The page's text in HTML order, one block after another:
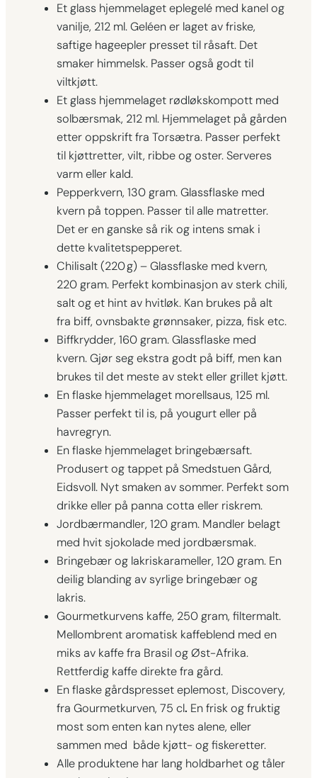
Et glass hjemmelaget eplegelé med kanel og
vanilje, 212 ml. Geléen er laget av friske,
saftige hageepler presset til råsaft. Det
smaker himmelsk. Passer også godt til
viltkjøtt.
Et glass hjemmelaget rødløkskompott med
solbærsmak, 212 ml. Hjemmelaget på gården
etter oppskrift fra Torsætra. Passer perfekt
til kjøttretter, vilt, ribbe og oster. Serveres
varm eller kald.
Pepperkvern, 130 gram. Glassflaske med
kvern på toppen. Passer til alle matretter.
Det er en ganske så rik og intens smak i
dette kvalitetspepperet.
Chilisalt (220 g) – Glassflaske med kvern,
220 gram. Perfekt kombinasjon av sterk chili,
salt og et hint av hvitløk. Kan brukes på alt
fra biff, ovnsbakte grønnsaker, pizza, fisk etc.
Biffkrydder, 160 gram. Glassflaske med
kvern. Gjør seg ekstra godt på biff, men kan
brukes til det meste av stekt eller grillet kjøtt.
En flaske hjemmelaget morellsaus, 125 ml.
Passer perfekt til is, på yougurt eller på
havregryn.
En flaske hjemmelaget bringebærsaft.
Produsert og tappet på Smedstuen Gård,
Eidsvoll. Nyt smaken av sommer. Perfekt som
drikke eller på panna cotta eller riskrem.
Jordbærmandler, 120 gram. Mandler belagt
med hvit sjokolade med jordbærsmak.
Bringebær og lakriskarameller, 120 gram. En
deilig blanding av syrlige bringebær og
lakris.
Gourmetkurvens kaffe, 250 gram, filtermalt.
Mellombrent aromatisk kaffeblend med en
miks av kaffe fra Brasil og Øst-Afrika.
Rettferdig kaffe direkte fra gård.
En flaske gårdspresset eplemost, Discovery,
fra Gourmetkurven, 75 cl. En frisk og fruktig
most som enten kan nytes alene, eller
sammen med både kjøtt- og fiskeretter.
Alle produktene har lang holdbarhet og tåler